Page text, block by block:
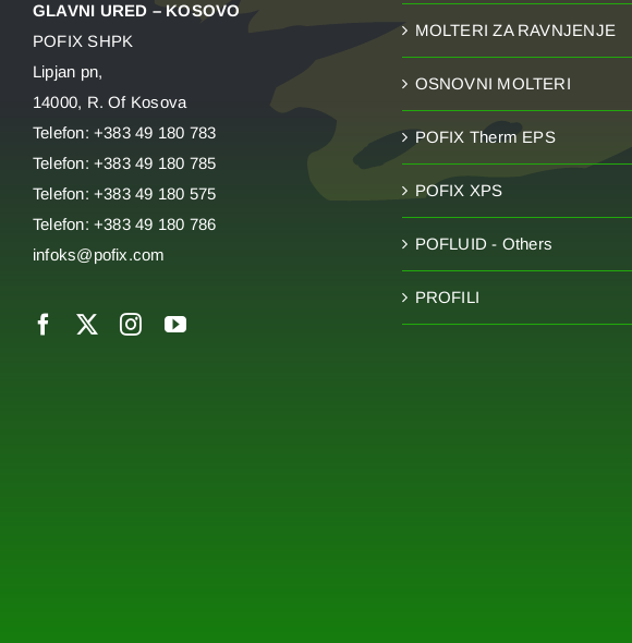
GLAVNI URED – KOSOVO
POFIX SHPK
Lipjan pn,
14000, R. Of Kosova
Telefon: +383 49 180 783
Telefon: +383 49 180 785
Telefon: +383 49 180 575
Telefon: +383 49 180 786
infoks@pofix.com
MOLTERI ZA RAVNJENJE
OSNOVNI MOLTERI
POFIX Therm EPS
POFIX XPS
POFLUID - Others
PROFILI